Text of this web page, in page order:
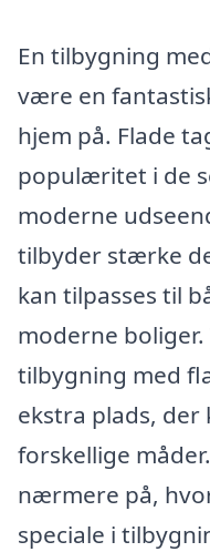
En tilbygning
være en
hjem på. Flade
populæritet i de
moderne
tilbyder stærke
kan tilpasses til
moderne
tilbygning med
ekstra plads, der
forskellige
nærmere på,
speciale i